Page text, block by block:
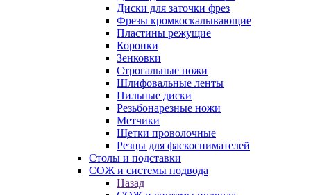
Диски для заточки фрез
Фрезы кромкоскалывающие
Пластины режущие
Коронки
Зенковки
Строгальные ножи
Шлифовальные ленты
Пильные диски
Резьбонарезные ножи
Метчики
Щетки проволочные
Резцы для фаскоснимателей
Столы и подставки
СОЖ и системы подвода
Назад